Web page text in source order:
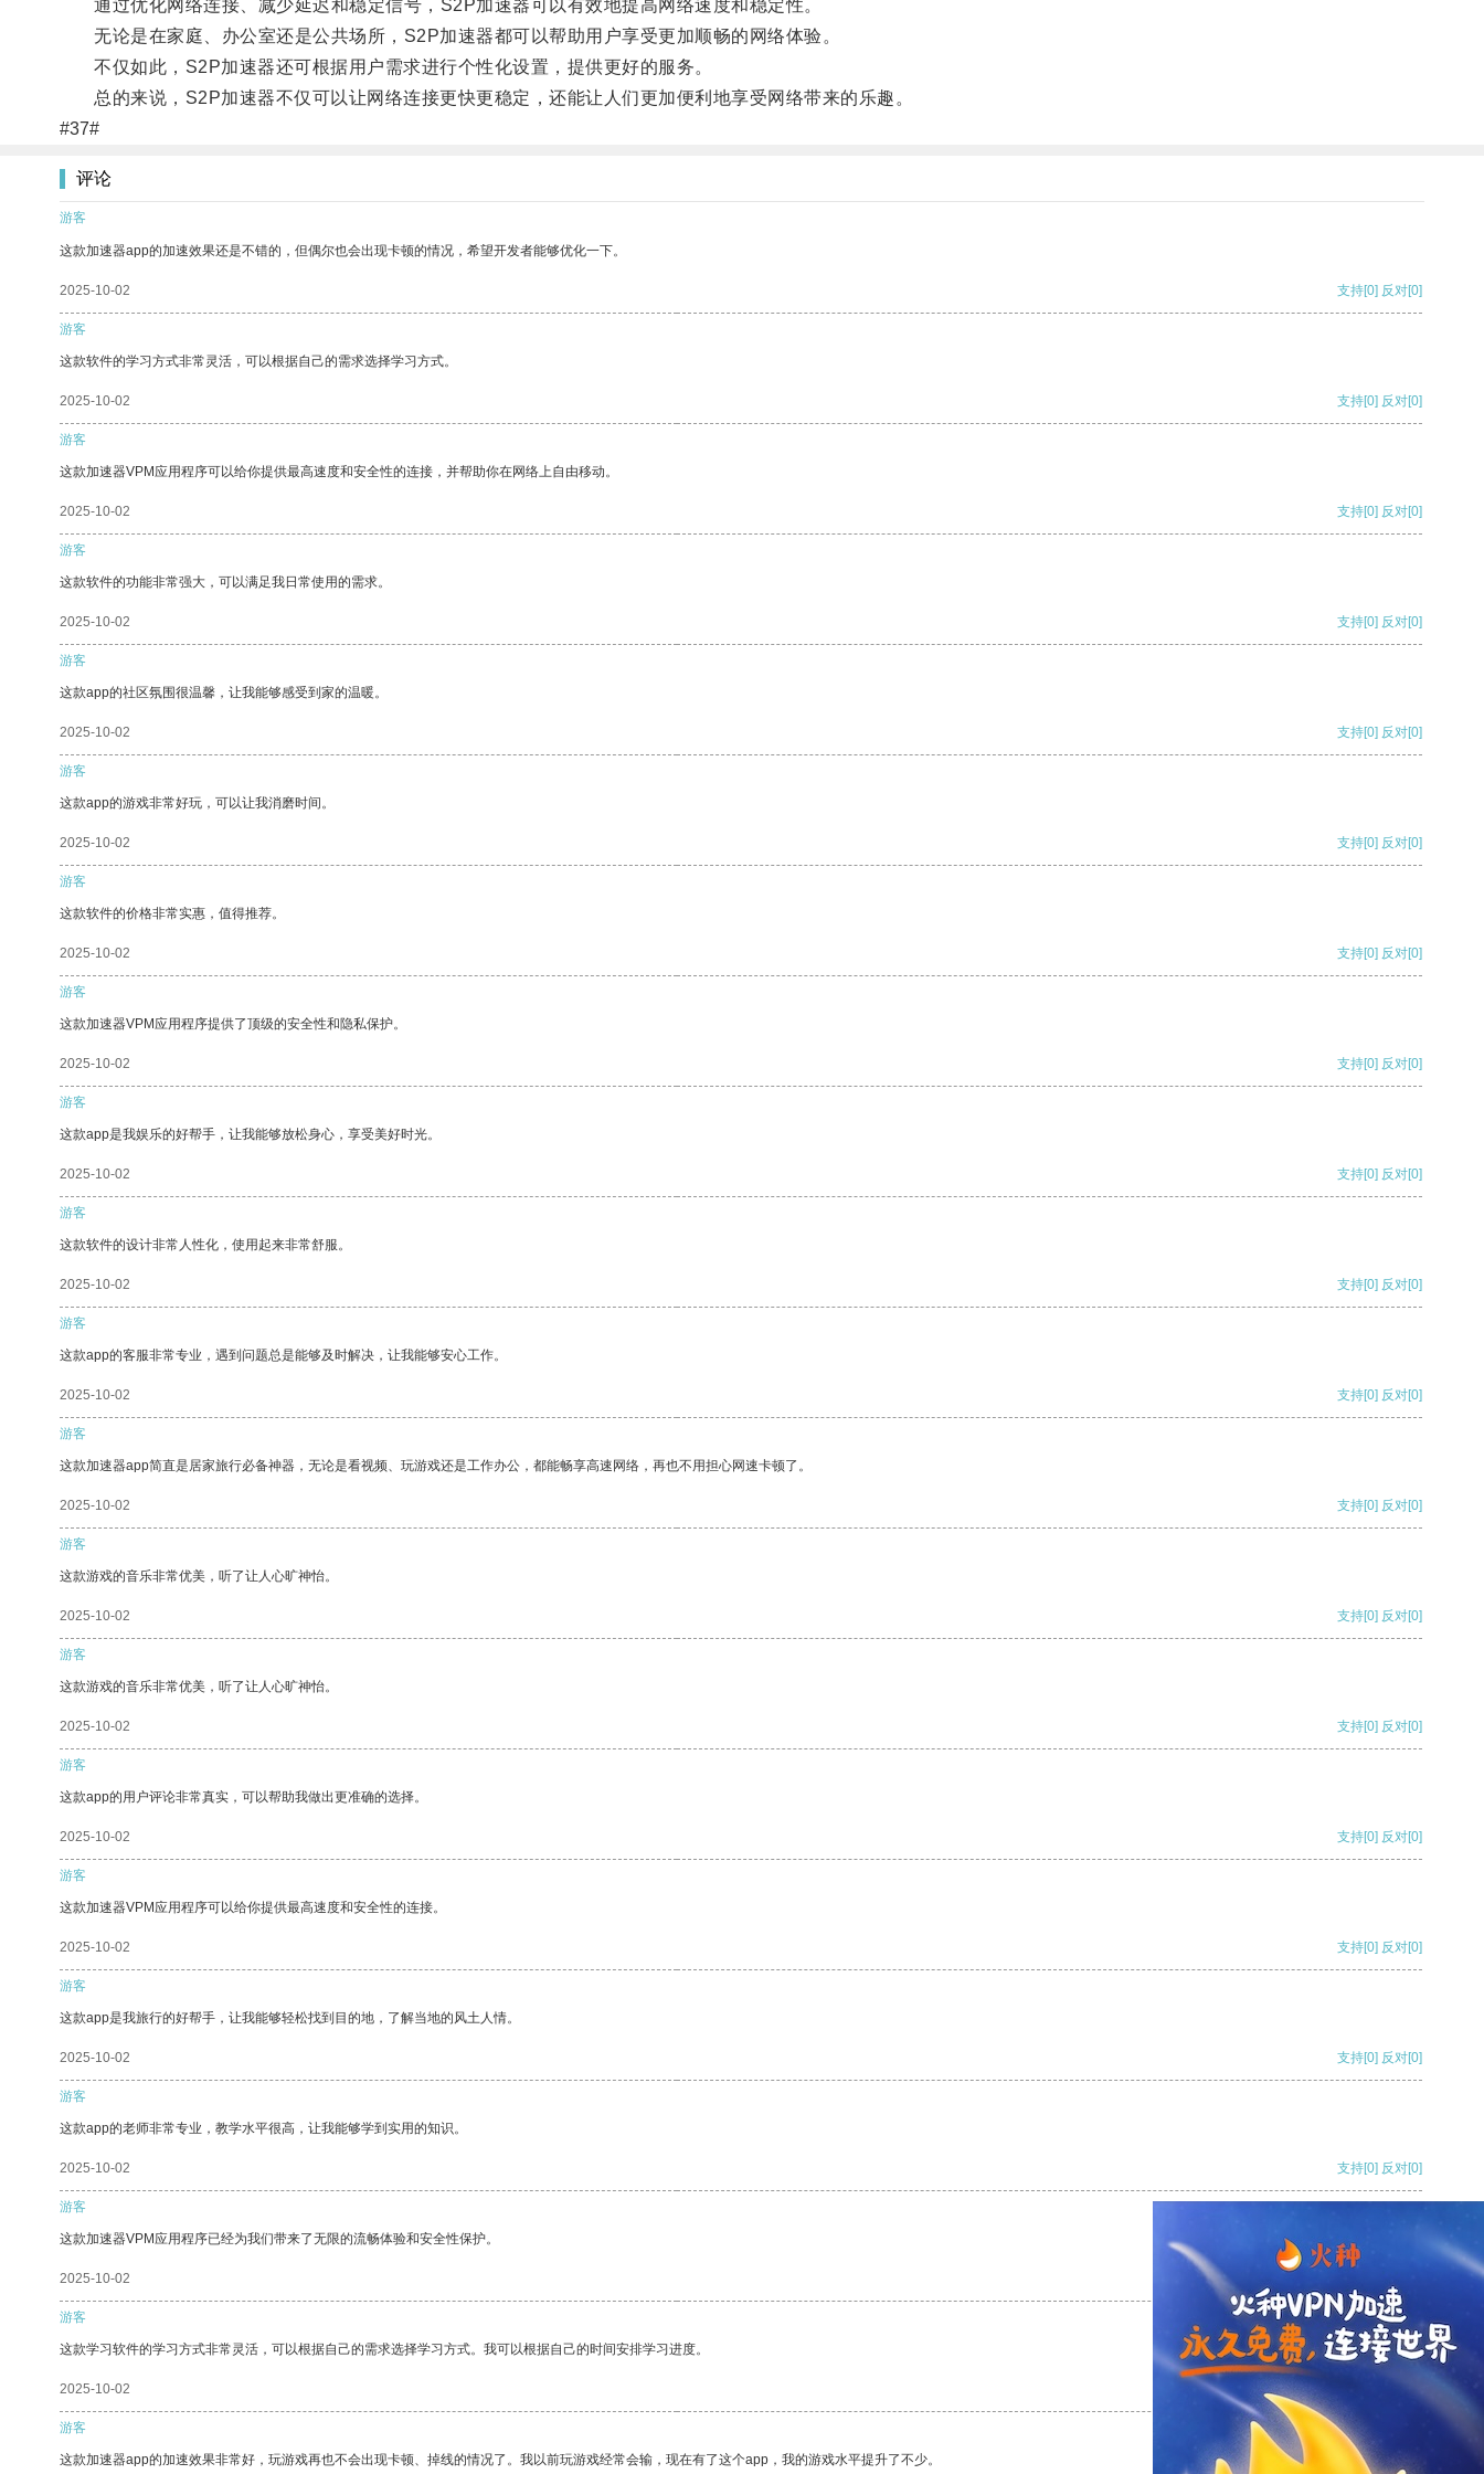
通过优化网络连接、减少延迟和稳定信号，S2P加速器可以有效地提高网络速度和稳定性。
无论是在家庭、办公室还是公共场所，S2P加速器都可以帮助用户享受更加顺畅的网络体验。
不仅如此，S2P加速器还可根据用户需求进行个性化设置，提供更好的服务。
总的来说，S2P加速器不仅可以让网络连接更快更稳定，还能让人们更加便利地享受网络带来的乐趣。
#37#
评论
游客
这款加速器app的加速效果还是不错的，但偶尔也会出现卡顿的情况，希望开发者能够优化一下。
2025-10-02 支持[0] 反对[0]
游客
这款软件的学习方式非常灵活，可以根据自己的需求选择学习方式。
2025-10-02 支持[0] 反对[0]
游客
这款加速器VPM应用程序可以给你提供最高速度和安全性的连接，并帮助你在网络上自由移动。
2025-10-02 支持[0] 反对[0]
游客
这款软件的功能非常强大，可以满足我日常使用的需求。
2025-10-02 支持[0] 反对[0]
游客
这款app的社区氛围很温馨，让我能够感受到家的温暖。
2025-10-02 支持[0] 反对[0]
游客
这款app的游戏非常好玩，可以让我消磨时间。
2025-10-02 支持[0] 反对[0]
游客
这款软件的价格非常实惠，值得推荐。
2025-10-02 支持[0] 反对[0]
游客
这款加速器VPM应用程序提供了顶级的安全性和隐私保护。
2025-10-02 支持[0] 反对[0]
游客
这款app是我娱乐的好帮手，让我能够放松身心，享受美好时光。
2025-10-02 支持[0] 反对[0]
游客
这款软件的设计非常人性化，使用起来非常舒服。
2025-10-02 支持[0] 反对[0]
游客
这款app的客服非常专业，遇到问题总是能够及时解决，让我能够安心工作。
2025-10-02 支持[0] 反对[0]
游客
这款加速器app简直是居家旅行必备神器，无论是看视频、玩游戏还是工作办公，都能畅享高速网络，再也不用担心网速卡顿了。
2025-10-02 支持[0] 反对[0]
游客
这款游戏的音乐非常优美，听了让人心旷神怡。
2025-10-02 支持[0] 反对[0]
游客
这款游戏的音乐非常优美，听了让人心旷神怡。
2025-10-02 支持[0] 反对[0]
游客
这款app的用户评论非常真实，可以帮助我做出更准确的选择。
2025-10-02 支持[0] 反对[0]
游客
这款加速器VPM应用程序可以给你提供最高速度和安全性的连接。
2025-10-02 支持[0] 反对[0]
游客
这款app是我旅行的好帮手，让我能够轻松找到目的地，了解当地的风土人情。
2025-10-02 支持[0] 反对[0]
游客
这款app的老师非常专业，教学水平很高，让我能够学到实用的知识。
2025-10-02 支持[0] 反对[0]
游客
这款加速器VPM应用程序已经为我们带来了无限的流畅体验和安全性保护。
2025-10-02
游客
这款学习软件的学习方式非常灵活，可以根据自己的需求选择学习方式。我可以根据自己的时间安排学习进度。
2025-10-02 反对
游客
这款加速器app的加速效果非常好，玩游戏再也不会出现卡顿、掉线的情况了。我以前玩游戏经常会输，现在有了这个app，我的游戏水平提升了不少。